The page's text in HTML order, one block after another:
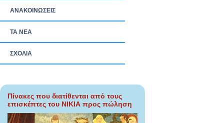
ΑΝΑΚΟΙΝΩΣΕΙΣ
ΤΑ ΝEΑ
ΣΧΟΛΙΑ
Πίνακες που διατίθενται από τους
επισκέπτες του ΝΙΚΙΑ προς πώληση